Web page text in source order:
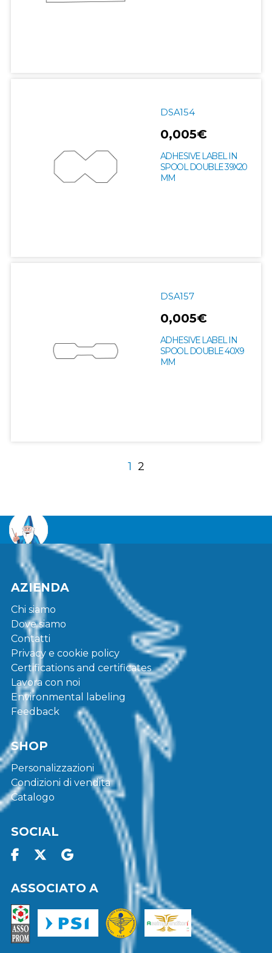
DSA154
0,005€
ADHESIVE LABEL IN
SPOOL DOUBLE 39X20
MM
DSA157
0,005€
ADHESIVE LABEL IN
SPOOL DOUBLE 40X9
MM
1 2
AZIENDA
Chi siamo
Dove siamo
Contatti
Privacy e cookie policy
Certifications and certificates
Lavora con noi
Environmental labeling
Feedback
SHOP
Personalizzazioni
Condizioni di vendita
Catalogo
SOCIAL
ASSOCIATO A